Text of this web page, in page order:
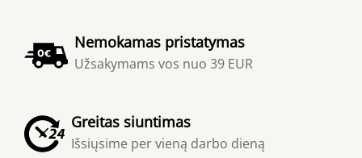
Nemokamas pristatymas
Užsakymams vos nuo 39 EUR
Greitas siuntimas
Išsiųsime per vieną darbo dieną